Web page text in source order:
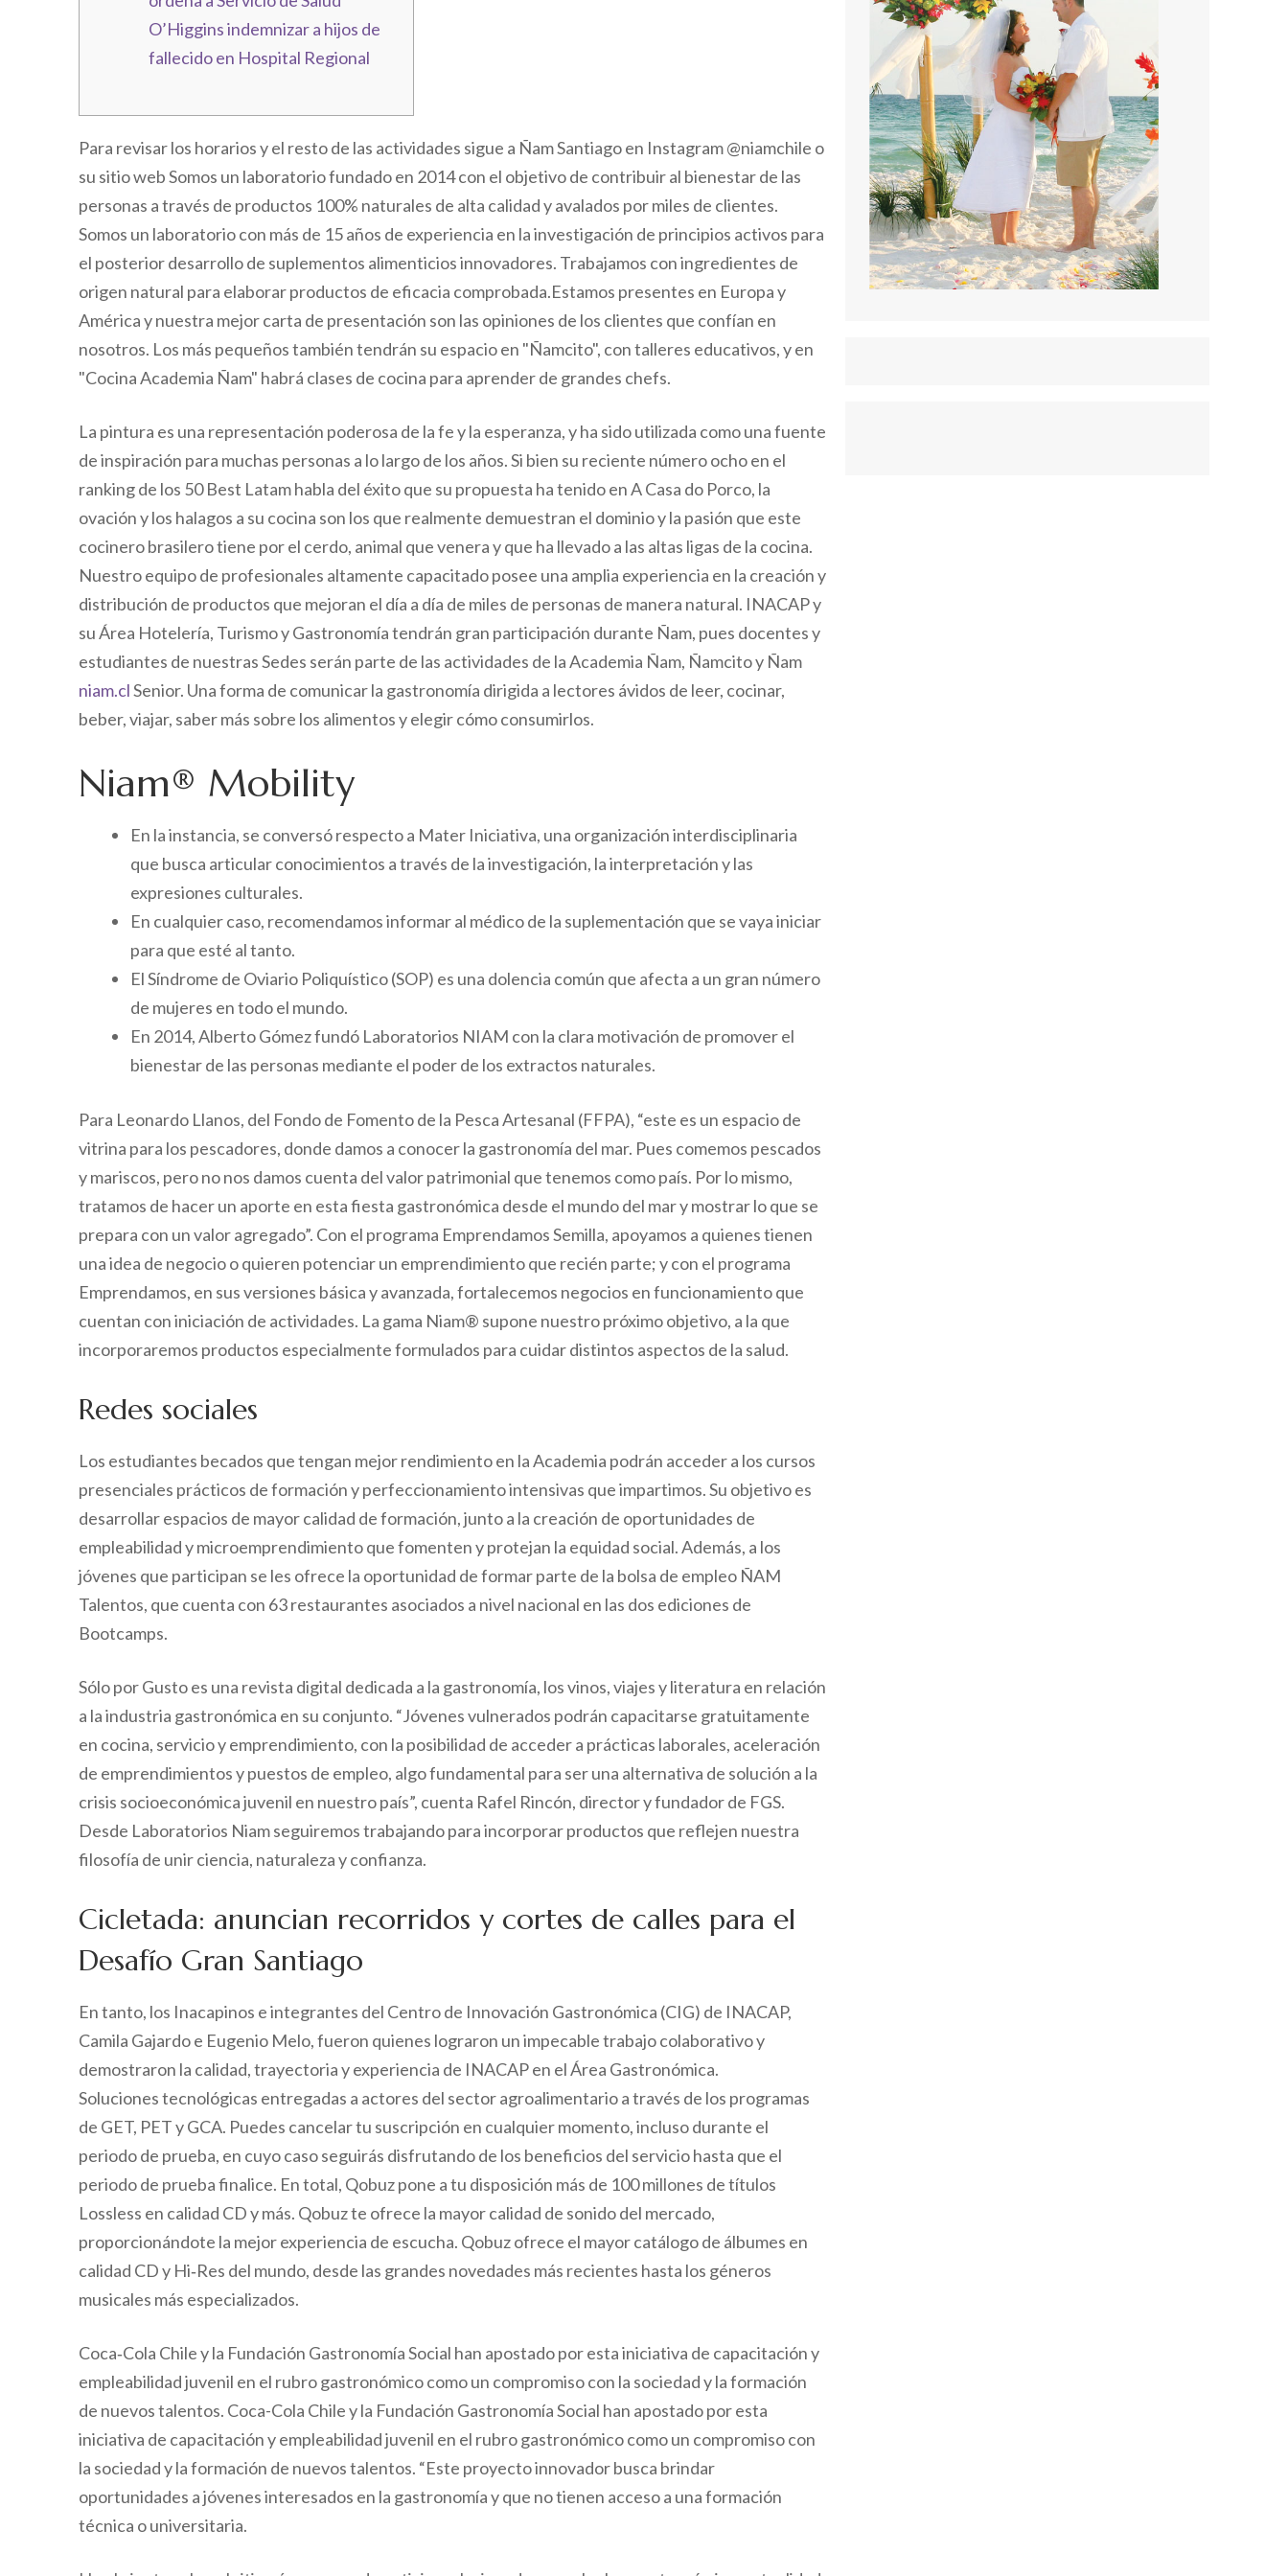
O’Higgins indemnizar a hijos de
fallecido en Hospital Regional
Para revisar los horarios y el resto de las actividades sigue a Ñam Santiago en Instagram @niamchile o
su sitio web Somos un laboratorio fundado en 2014 con el objetivo de contribuir al bienestar de las
personas a través de productos 100% naturales de alta calidad y avalados por miles de clientes.
Somos un laboratorio con más de 15 años de experiencia en la investigación de principios activos para
el posterior desarrollo de suplementos alimenticios innovadores. Trabajamos con ingredientes de
origen natural para elaborar productos de eficacia comprobada.Estamos presentes en Europa y
América y nuestra mejor carta de presentación son las opiniones de los clientes que confían en
nosotros. Los más pequeños también tendrán su espacio en "Ñamcito", con talleres educativos, y en
"Cocina Academia Ñam" habrá clases de cocina para aprender de grandes chefs.
La pintura es una representación poderosa de la fe y la esperanza, y ha sido utilizada como una fuente
de inspiración para muchas personas a lo largo de los años. Si bien su reciente número ocho en el
ranking de los 50 Best Latam habla del éxito que su propuesta ha tenido en A Casa do Porco, la
ovación y los halagos a su cocina son los que realmente demuestran el dominio y la pasión que este
cocinero brasilero tiene por el cerdo, animal que venera y que ha llevado a las altas ligas de la cocina.
Nuestro equipo de profesionales altamente capacitado posee una amplia experiencia en la creación y
distribución de productos que mejoran el día a día de miles de personas de manera natural. INACAP y
su Área Hotelería, Turismo y Gastronomía tendrán gran participación durante Ñam, pues docentes y
estudiantes de nuestras Sedes serán parte de las actividades de la Academia Ñam, Ñamcito y Ñam
niam.clSenior. Una forma de comunicar la gastronomía dirigida a lectores ávidos de leer, cocinar,
beber, viajar, saber más sobre los alimentos y elegir cómo consumirlos.
Niam® Mobility
En la instancia, se conversó respecto a Mater Iniciativa, una organización interdisciplinaria
que busca articular conocimientos a través de la investigación, la interpretación y las
expresiones culturales.
En cualquier caso, recomendamos informar al médico de la suplementación que se vaya iniciar
para que esté al tanto.
El Síndrome de Oviario Poliquístico (SOP) es una dolencia común que afecta a un gran número
de mujeres en todo el mundo.
En 2014, Alberto Gómez fundó Laboratorios NIAM con la clara motivación de promover el
bienestar de las personas mediante el poder de los extractos naturales.
Para Leonardo Llanos, del Fondo de Fomento de la Pesca Artesanal (FFPA), “este es un espacio de
vitrina para los pescadores, donde damos a conocer la gastronomía del mar. Pues comemos pescados
y mariscos, pero no nos damos cuenta del valor patrimonial que tenemos como país. Por lo mismo,
tratamos de hacer un aporte en esta fiesta gastronómica desde el mundo del mar y mostrar lo que se
prepara con un valor agregado”. Con el programa Emprendamos Semilla, apoyamos a quienes tienen
una idea de negocio o quieren potenciar un emprendimiento que recién parte; y con el programa
Emprendamos, en sus versiones básica y avanzada, fortalecemos negocios en funcionamiento que
cuentan con iniciación de actividades. La gama Niam® supone nuestro próximo objetivo, a la que
incorporaremos productos especialmente formulados para cuidar distintos aspectos de la salud.
Redes sociales
Los estudiantes becados que tengan mejor rendimiento en la Academia podrán acceder a los cursos
presenciales prácticos de formación y perfeccionamiento intensivas que impartimos. Su objetivo es
desarrollar espacios de mayor calidad de formación, junto a la creación de oportunidades de
empleabilidad y microemprendimiento que fomenten y protejan la equidad social. Además, a los
jóvenes que participan se les ofrece la oportunidad de formar parte de la bolsa de empleo ÑAM
Talentos, que cuenta con 63 restaurantes asociados a nivel nacional en las dos ediciones de
Bootcamps.
Sólo por Gusto es una revista digital dedicada a la gastronomía, los vinos, viajes y literatura en relación
a la industria gastronómica en su conjunto. “Jóvenes vulnerados podrán capacitarse gratuitamente
en cocina, servicio y emprendimiento, con la posibilidad de acceder a prácticas laborales, aceleración
de emprendimientos y puestos de empleo, algo fundamental para ser una alternativa de solución a la
crisis socioeconómica juvenil en nuestro país”, cuenta Rafel Rincón, director y fundador de FGS.
Desde Laboratorios Niam seguiremos trabajando para incorporar productos que reflejen nuestra
filosofía de unir ciencia, naturaleza y confianza.
Cicletada: anuncian recorridos y cortes de calles para el
Desafío Gran Santiago
En tanto, los Inacapinos e integrantes del Centro de Innovación Gastronómica (CIG) de INACAP,
Camila Gajardo e Eugenio Melo, fueron quienes lograron un impecable trabajo colaborativo y
demostraron la calidad, trayectoria y experiencia de INACAP en el Área Gastronómica.
Soluciones tecnológicas entregadas a actores del sector agroalimentario a través de los programas
de GET, PET y GCA. Puedes cancelar tu suscripción en cualquier momento, incluso durante el
periodo de prueba, en cuyo caso seguirás disfrutando de los beneficios del servicio hasta que el
periodo de prueba finalice. En total, Qobuz pone a tu disposición más de 100 millones de títulos
Lossless en calidad CD y más. Qobuz te ofrece la mayor calidad de sonido del mercado,
proporcionándote la mejor experiencia de escucha. Qobuz ofrece el mayor catálogo de álbumes en
calidad CD y Hi‑Res del mundo, desde las grandes novedades más recientes hasta los géneros
musicales más especializados.
Coca‑Cola Chile y la Fundación Gastronomía Social han apostado por esta iniciativa de capacitación y
empleabilidad juvenil en el rubro gastronómico como un compromiso con la sociedad y la formación
de nuevos talentos. Coca-Cola Chile y la Fundación Gastronomía Social han apostado por esta
iniciativa de capacitación y empleabilidad juvenil en el rubro gastronómico como un compromiso con
la sociedad y la formación de nuevos talentos. “Este proyecto innovador busca brindar
oportunidades a jóvenes interesados en la gastronomía y que no tienen acceso a una formación
técnica o universitaria.